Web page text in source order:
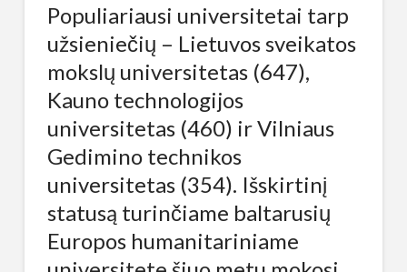
Populiariausi universitetai tarp
užsieniečių – Lietuvos sveikatos
mokslų universitetas (647),
Kauno technologijos
universitetas (460) ir Vilniaus
Gedimino technikos
universitetas (354). Išskirtinį
statusą turinčiame baltarusių
Europos humanitariniame